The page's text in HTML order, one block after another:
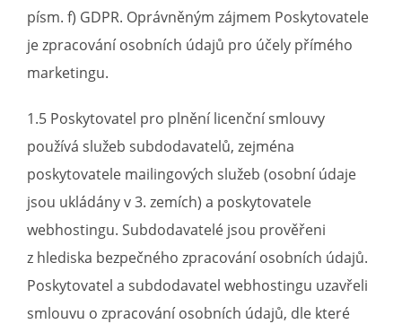
písm. f) GDPR. Oprávněným zájmem Poskytovatele
je zpracování osobních údajů pro účely přímého
marketingu.
1.5 Poskytovatel pro plnění licenční smlouvy
používá služeb subdodavatelů, zejména
poskytovatele mailingových služeb (osobní údaje
jsou ukládány v 3. zemích) a poskytovatele
webhostingu. Subdodavatelé jsou prověřeni
z hlediska bezpečného zpracování osobních údajů.
Poskytovatel a subdodavatel webhostingu uzavřeli
smlouvu o zpracování osobních údajů, dle které